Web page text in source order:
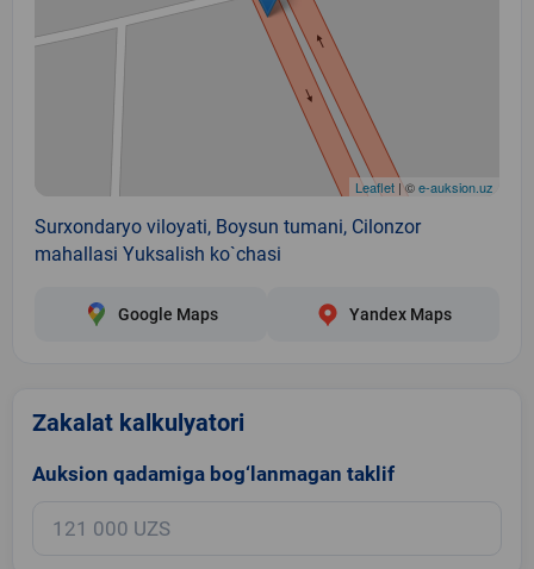
Leaflet | ©e-auksion.uz
Surxondaryo viloyati, Boysun tumani, Cilonzor
mahallasi Yuksalish ko`chasi
Google Maps Yandex Maps
Zakalat kalkulyatori
Auksion qadamiga bog‘lanmagan taklif